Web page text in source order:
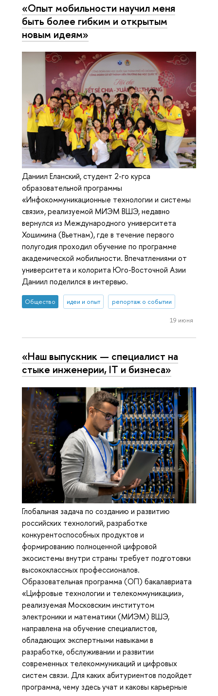
«Опыт мобильности научил меня
быть более гибким и открытым
новым идеям»
Даниил Еланский, студент 2-го курса
образовательной программы
«Инфокоммуникационные технологии и системы
связи», реализуемой МИЭМ ВШЭ, недавно
вернулся из Международного университета
Хошимина (Вьетнам), где в течение первого
полугодия проходил обучение по программе
академической мобильности. Впечатлениями от
университета и колорита Юго-Восточной Азии
Даниил поделился в интервью.
Общество идеи и опыт репортаж о событии
19 июня
«Наш выпускник — специалист на
стыке инженерии, IT и бизнеса»
Глобальная задача по созданию и развитию
российских технологий, разработке
конкурентоспособных продуктов и
формированию полноценной цифровой
экосистемы внутри страны требует подготовки
высококлассных профессионалов.
Образовательная программа (ОП) бакалавриата
«Цифровые технологии и телекоммуникации»,
реализуемая Московским институтом
электроники и математики (МИЭМ) ВШЭ,
направлена на обучение специалистов,
обладающих экспертными навыками в
разработке, обслуживании и развитии
современных телекоммуникаций и цифровых
систем связи. Для каких абитуриентов подойдет
программа, чему здесь учат и каковы карьерные